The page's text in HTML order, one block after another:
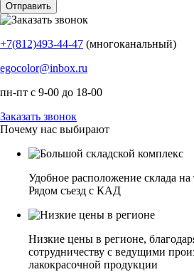
+7(812)493-44-47 (многоканальный)
egocolor@inbox.ru
пн-пт с 9-00 до 18-00
Заказать звонок
Почему нас выбирают
Удобное расположение склада на
Рядом съезд с КАД
Низкие цены в регионе,
сотрудничеству с ведущими
лакокрасочной продукции